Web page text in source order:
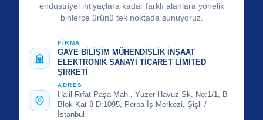
endüstriyel ihtiyaçlara kadar farklı alanlara yönelik
binlerce ürünü tek noktada sunuyoruz.
FİRMA
GAYE BİLİŞİM MÜHENDİSLİK İNŞAAT
ELEKTRONİK SANAYİ TİCARET LİMİTED
ŞİRKETİ
ADRES
Halil Rıfat Paşa Mah., Yüzer Havuz Sk. No:1/1, B
Blok Kat 8 D:1095, Perpa İş Merkezi, Şişli /
İstanbul